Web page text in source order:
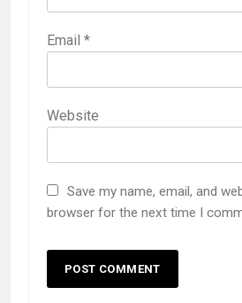
Email *
Website
Save my name, email, and
browser for the next time I